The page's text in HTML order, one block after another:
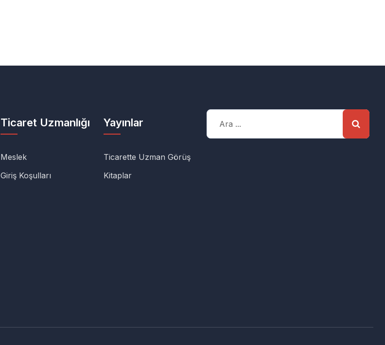
Ticaret Uzmanlığı
Meslek
Giriş Koşulları
Yayınlar
Ticarette Uzman Görüş
Kitaplar